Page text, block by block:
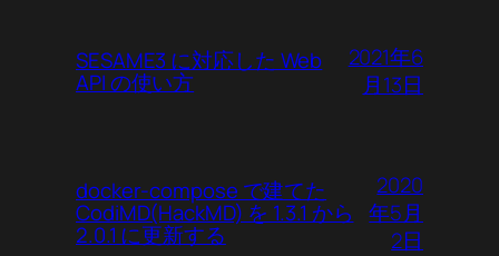
SESAME3 に対応した Web
API の使い方
2021年6
月13日
docker-compose で建てた
CodiMD(HackMD) を 1.3.1 から
2.0.1 に更新する
2020
年5月
2日